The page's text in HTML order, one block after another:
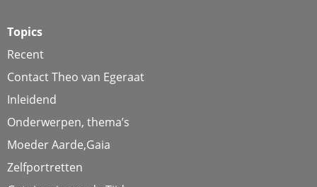
Topics
Recent
Contact Theo van Egeraat
Inleidend
Onderwerpen, thema’s
Moeder Aarde,Gaia
Zelfportretten